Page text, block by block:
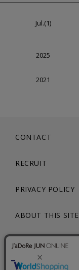
Jul.(1)
2025
2021
CONTACT
RECRUIT
PRIVACY POLICY
ABOUT THIS SITE